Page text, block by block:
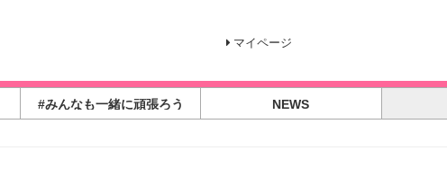
マイページ
#みんなも一緒に頑張ろう
NEWS